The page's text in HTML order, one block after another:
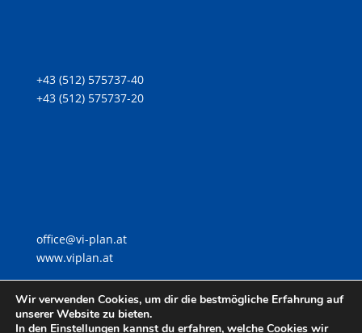
+43 (512) 575737-40
+43 (512) 575737-20
office@vi-plan.at
www.viplan.at
Wir verwenden Cookies, um dir die bestmögliche Erfahrung auf
unserer Website zu bieten.
In den Einstellungen kannst du erfahren, welche Cookies wir